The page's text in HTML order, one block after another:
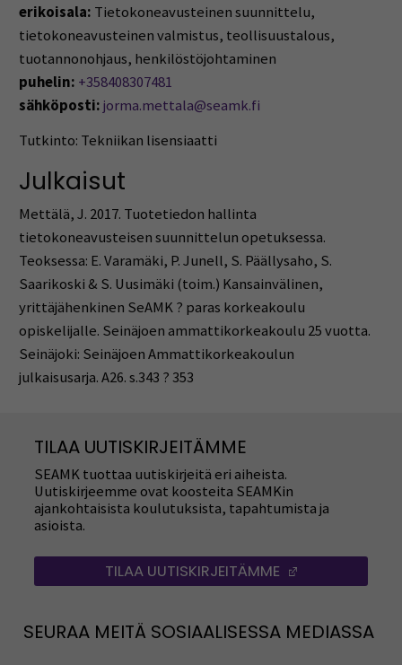
erikoisala: Tietokoneavusteinen suunnittelu,
tietokoneavusteinen valmistus, teollisuustalous,
tuotannonohjaus, henkilöstöjohtaminen
puhelin: +358408307481
sähköposti:jorma.mettala@seamk.fi
Tutkinto: Tekniikan lisensiaatti
Julkaisut
Mettälä, J. 2017. Tuotetiedon hallinta
tietokoneavusteisen suunnittelun opetuksessa.
Teoksessa: E. Varamäki, P. Junell, S. Päällysaho, S.
Saarikoski & S. Uusimäki (toim.) Kansainvälinen,
yrittäjähenkinen SeAMK ? paras korkeakoulu
opiskelijalle. Seinäjoen ammattikorkeakoulu 25 vuotta.
Seinäjoki: Seinäjoen Ammattikorkeakoulun
julkaisusarja. A26. s.343 ? 353
TILAA UUTISKIRJEITÄMME
SEAMK tuottaa uutiskirjeitä eri aiheista.
Uutiskirjeemme ovat koosteita SEAMKin
ajankohtaisista koulutuksista, tapahtumista ja
asioista.
TILAA UUTISKIRJEITÄMME
SEURAA MEITÄ SOSIAALISESSA MEDIASSA